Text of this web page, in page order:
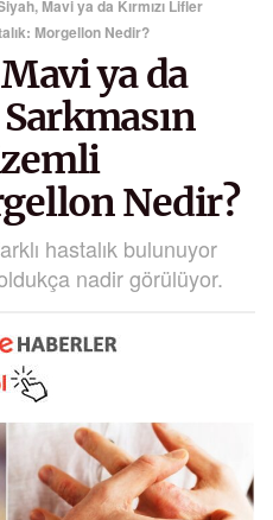
Mavi ya da Kırmızı Lifler
Morgellon Nedir?
ya da
Nedir?
hastalık bulunuyor
nadir görülüyor.